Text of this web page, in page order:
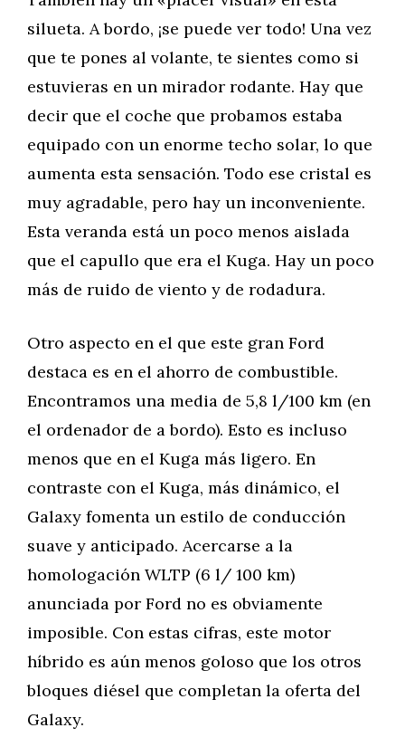
silueta. A bordo, ¡se puede ver todo! Una vez
que te pones al volante, te sientes como si
estuvieras en un mirador rodante. Hay que
decir que el coche que probamos estaba
equipado con un enorme techo solar, lo que
aumenta esta sensación. Todo ese cristal es
muy agradable, pero hay un inconveniente.
Esta veranda está un poco menos aislada
que el capullo que era el Kuga. Hay un poco
más de ruido de viento y de rodadura.
Otro aspecto en el que este gran Ford
destaca es en el ahorro de combustible.
Encontramos una media de 5,8 l/100 km (en
el ordenador de a bordo). Esto es incluso
menos que en el Kuga más ligero. En
contraste con el Kuga, más dinámico, el
Galaxy fomenta un estilo de conducción
suave y anticipado. Acercarse a la
homologación WLTP (6 l/ 100 km)
anunciada por Ford no es obviamente
imposible. Con estas cifras, este motor
híbrido es aún menos goloso que los otros
bloques diésel que completan la oferta del
Galaxy.